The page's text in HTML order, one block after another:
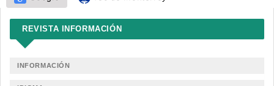
REVISTA INFORMACIÓN
INFORMACIÓN